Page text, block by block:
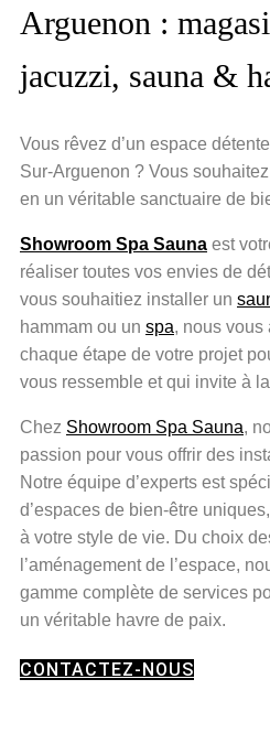
Arguenon :
jacuzzi, sauna &
Vous rêvez d’un espace
Sur-Arguenon ? Vous
en un véritable sanctuaire de
Showroom Spa Sauna est
réaliser toutes vos envies de
vous souhaitiez installer un
hammam ou un spa, nous vous
chaque étape de votre projet
vous ressemble et qui invite à
Chez Showroom Spa Sauna,
passion pour vous offrir des
Notre équipe d’experts est
d’espaces de bien-être
à votre style de vie. Du choix
l’aménagement de l’espace,
gamme complète de services
un véritable havre de paix.
CONTACTEZ-NOUS